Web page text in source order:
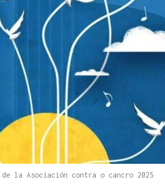
la Asociación contra o cancro 2025